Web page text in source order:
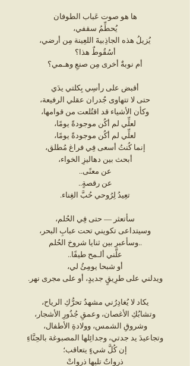
ها هو صوت عَباب الطوفان
يُحطِّمُ سقفي،
يُزيلُ هذه الجاذِبيةَ اللعِينة مِن أرضي،
أسُقُوطٌ هذا؟
أم نوبةٌ أخرى مِن صنعِ وهـمي؟
أقبض على رأسِي بِكلتي يدَي
حتى لا تتهاوى جُدران عقلي الرفيعة،
وكأن الأشياء قد اقتُلعت من قوامها،
لعلِّي لم أكُن موجودةً يومًا،
لعلِّي لم أكُن موجودةً يومًا،
إنما كُنتُ أسعى فِي فراغ مُطلق،
أبحث بين دهاليزِ الخواء،
عن معنًى..
عن رقصةٍ..
تعِيدُ لِرُوحي حُبَّ الغِناء.
سأتعثر — حتى فِي الحُلم،
وسيتداعى تكويني تحت عبابِ البحر،
..وسأعبر بين ثنايا شروخ الحُلم
علَّني ألـمح طيفًا..
أو شبحا يومِئُ لي،
ويدلني على طرِيقٍ جديدٍ، أو على مجرى نهر.
يكاد لا يُغادِرُني مشهدُ تحرُّكِ الرياح،
وتشابُكِ الأغصان، وعمقِ جُذُورِ الأشجار،
وشروقِ الشمس، وولادةِ الأطفال،
وتجاعيدَ يد جدتي، وجدائِلها المصبوغة بالحِنَّاءِ
إن كُلَّ شيءٍ يتعاقب؛
ذرواتٌ تليها ذرواتْ